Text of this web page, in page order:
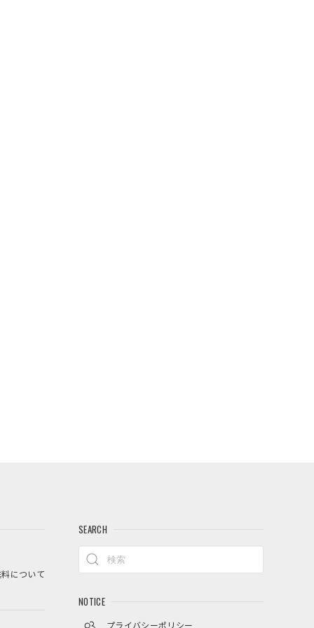
について
SEARCH
NOTICE
プライバシーポリシー